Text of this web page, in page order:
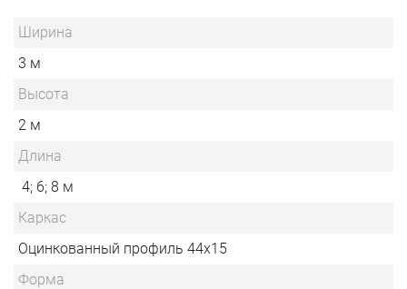
Ширина
3 м
Высота
2 м
Длина
4; 6; 8 м
Каркас
Оцинкованный профиль 44х15
Форма